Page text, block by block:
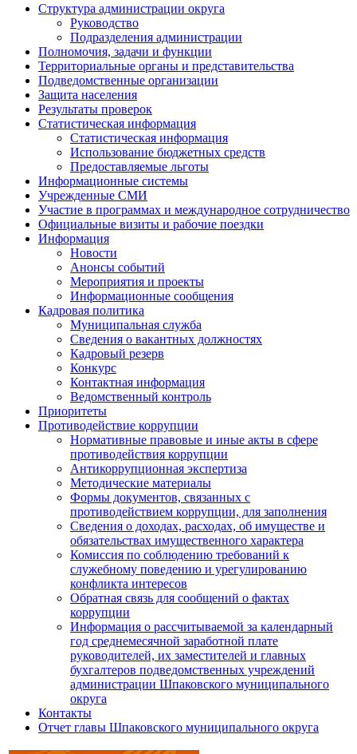
Структура администрации округа
Руководство
Подразделения администрации
Полномочия, задачи и функции
Территориальные органы и представительства
Подведомственные организации
Защита населения
Результаты проверок
Статистическая информация
Статистическая информация
Использование бюджетных средств
Предоставляемые льготы
Информационные системы
Учрежденные СМИ
Участие в программах и международное сотрудничество
Официальные визиты и рабочие поездки
Информация
Новости
Анонсы событий
Мероприятия и проекты
Информационные сообщения
Кадровая политика
Муниципальная служба
Сведения о вакантных должностях
Кадровый резерв
Конкурс
Контактная информация
Ведомственный контроль
Приоритеты
Противодействие коррупции
Нормативные правовые и иные акты в сфере
противодействия коррупции
Антикоррупционная экспертиза
Методические материалы
Формы документов, связанных с
противодействием коррупции, для заполнения
Сведения о доходах, расходах, об имуществе и
обязательствах имущественного характера
Комиссия по соблюдению требований к
служебному поведению и урегулированию
конфликта интересов
Обратная связь для сообщений о фактах
коррупции
Информация о рассчитываемой за календарный
год среднемесячной заработной плате
руководителей, их заместителей и главных
бухгалтеров подведомственных учреждений
администрации Шпаковского муниципального
округа
Контакты
Отчет главы Шпаковского муниципального округа